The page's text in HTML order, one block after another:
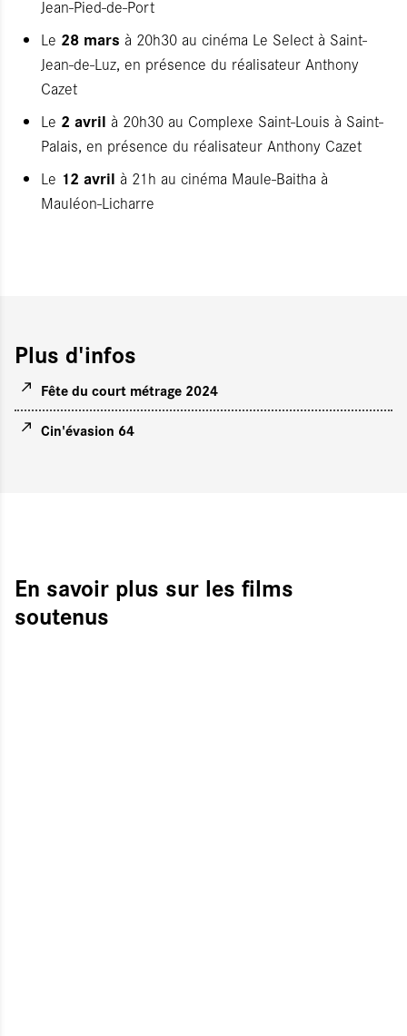
Jean-Pied-de-Port
Le 28 mars à 20h30 au cinéma Le Select à Saint-
Jean-de-Luz, en présence du réalisateur Anthony
Cazet
Le 2 avril à 20h30 au Complexe Saint-Louis à Saint-
Palais, en présence du réalisateur Anthony Cazet
Le 12 avril à 21h au cinéma Maule-Baitha à
Mauléon-Licharre
Plus d'infos
Fête du court métrage 2024
Cin'évasion 64
En savoir plus sur les films
soutenus